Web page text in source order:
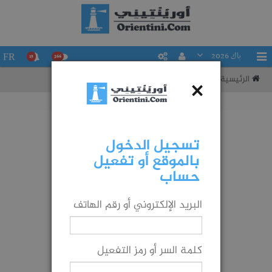
باك 2026 266
15
FR
الرئيسية تقييم حظوظك في التوجيه إلى شعبة ما×
تسجيل الدخول
بالموقع أو تفعيل
حساب
البريد الإلكتروني أو رقم الهاتف
كلمة السر أو رمز التفعيل